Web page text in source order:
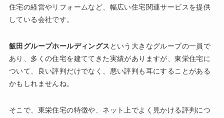
住宅の経営やリフォームなど、幅広い住宅関連サービスを提供
している会社です。
飯田グループホールディングス という大きなグループの一員で
あり、多くの住宅を建ててきた実績がありますが、東栄住宅に
ついて、良い評判だけでなく、悪い評判も耳にすることがある
かもしれませんね。
そこで、東栄住宅の特徴や、ネット上でよく見かける評判につ